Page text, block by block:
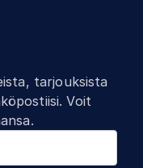
tarjouksista
Voit